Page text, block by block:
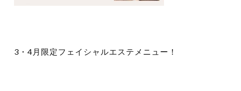
3・4月限定フェイシャルエステメニュー！